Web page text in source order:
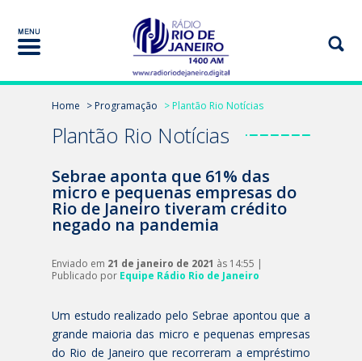
Home > Programação > Plantão Rio Notícias
Plantão Rio Notícias
Sebrae aponta que 61% das
micro e pequenas empresas do
Rio de Janeiro tiveram crédito
negado na pandemia
Enviado em 21 de janeiro de 2021 às 14:55 |
Publicado por Equipe Rádio Rio de Janeiro
Um estudo realizado pelo Sebrae apontou que a
grande maioria das micro e pequenas empresas
do Rio de Janeiro que recorreram a empréstimo